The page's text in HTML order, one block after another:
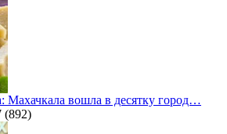
Махачкала вошла в десятку город…
(892)